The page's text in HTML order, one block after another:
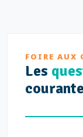
FOIRE AUX
Les